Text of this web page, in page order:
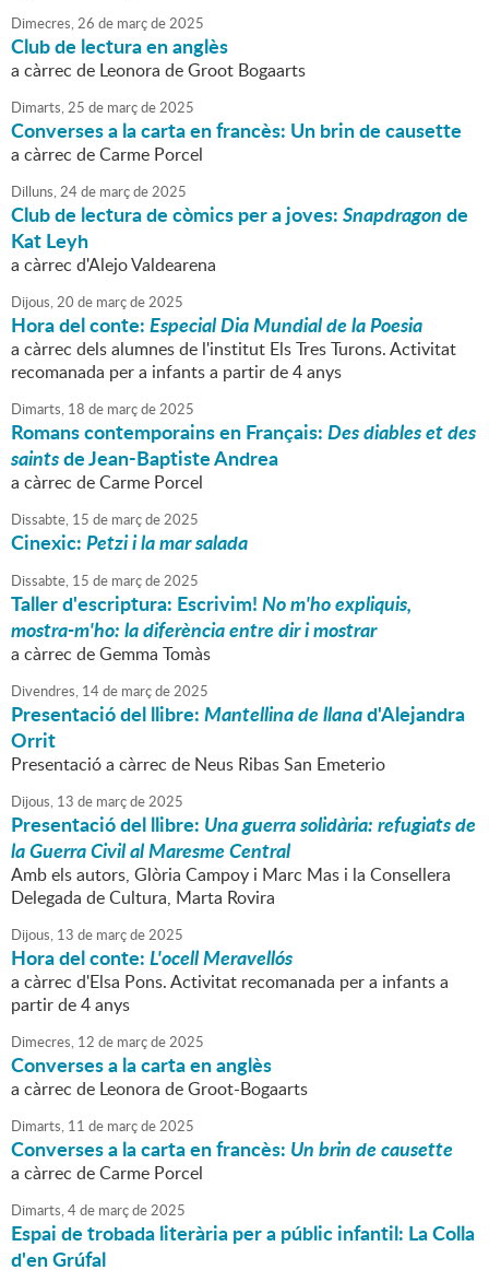
Dimecres,26 de marçde2025
Club de lectura en anglès
a càrrec de Leonora de Groot Bogaarts
Dimarts,25 de marçde2025
Converses a la carta en francès: Un brin de causette
a càrrec de Carme Porcel
Dilluns,24de marçde2025
Club de lectura de còmics per a joves:Snapdragonde
Kat Leyh
a càrrec d'Alejo Valdearena
Dijous,20 de marçde2025
Hora del conte:Especial Dia Mundial de la Poesia
a càrrec dels alumnes de l'institut Els Tres Turons. Activitat
recomanada per a infants a partir de 4 anys
Dimarts, 18 de marçde2025
Romans contemporains en Français:Des diables et des
saintsde Jean-Baptiste Andrea
a càrrec de Carme Porcel
Dissabte, 15 de marçde2025
Cinexic:Petzi i la mar salada
Dissabte, 15 de marçde2025
Taller d'escriptura: Escrivim!No m'ho expliquis,
mostra-m'ho: la diferència entre dir i mostrar
a càrrec de Gemma Tomàs
Divendres, 14de marçde2025
Presentació del llibre:Mantellina de llanad'Alejandra
Orrit
Presentació a càrrec de Neus Ribas San Emeterio
Dijous, 13 de marçde2025
Presentació del llibre: Una guerra solidària: refugiats de
la Guerra Civil al Maresme Central
Amb els autors, Glòria Campoy i Marc Mas i la Consellera
Delegada de Cultura, Marta Rovira
Dijous, 13 de marçde2025
Hora del conte:L'ocell Meravellós
a càrrec d'Elsa Pons. Activitat recomanada per a infants a
partir de 4 anys
Dimecres, 12 de marçde2025
Converses a la carta en anglès
a càrrec de Leonora de Groot-Bogaarts
Dimarts, 11 de marçde2025
Converses a la carta en francès: Un brin de causette
a càrrec de Carme Porcel
Dimarts,4de marçde2025
Espai de trobada literària per a públic infantil: La Colla
d'en Grúfal